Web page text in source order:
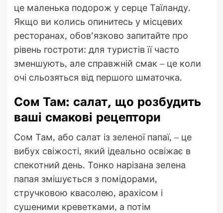
це маленька подорож у серце Таїланду.
Якщо ви колись опинитесь у місцевих
ресторанах, обов’язково запитайте про
рівень гостроти: для туристів її часто
зменшують, але справжній смак – це коли
очі сльозяться від першого шматочка.
Сом Там: салат, що розбудить
ваші смакові рецептори
Сом Там, або салат із зеленої папаї, – це
вибух свіжості, який ідеально освіжає в
спекотний день. Тонко нарізана зелена
папая змішується з помідорами,
стручковою квасолею, арахісом і
сушеними креветками, а потім